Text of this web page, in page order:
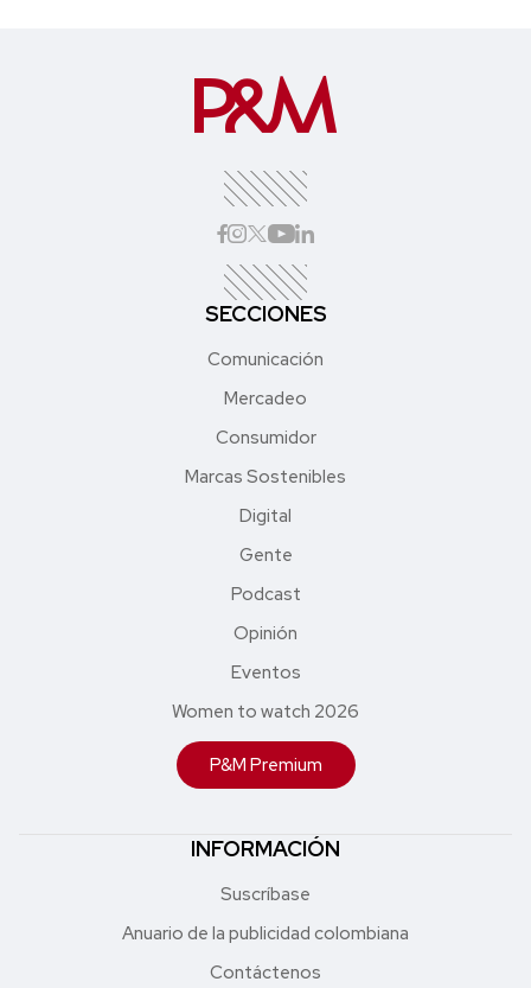
SECCIONES
Comunicación
Mercadeo
Consumidor
Marcas Sostenibles
Digital
Gente
Podcast
Opinión
Eventos
Women to watch 2026
P&M Premium
INFORMACIÓN
Suscríbase
Anuario de la publicidad colombiana
Contáctenos